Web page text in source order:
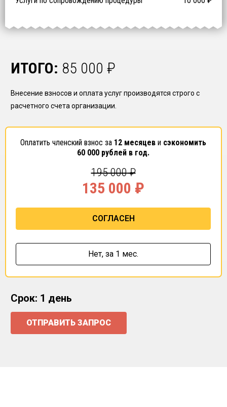
ИТОГО: 85 000 ₽
Внесение взносов и оплата услуг производятся строго с
расчетного счета организации.
Оплатить членский взнос за 12 месяцев и сэкономить
60 000 рублей в год.
195 000₽
135 000 ₽
СОГЛАСЕН
Нет, за 1 мес.
Срок: 1 день
ОТПРАВИТЬ ЗАПРОС